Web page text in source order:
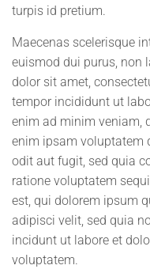
turpis id pretium.
Maecenas scelerisque
euismod dui purus, non
dolor sit amet,
tempor incididunt ut
enim ad minim veniam,
enim ipsam voluptatem
odit aut fugit, sed quia
ratione voluptatem
est, qui dolorem ipsum
adipisci velit, sed quia
incidunt ut labore et
voluptatem.